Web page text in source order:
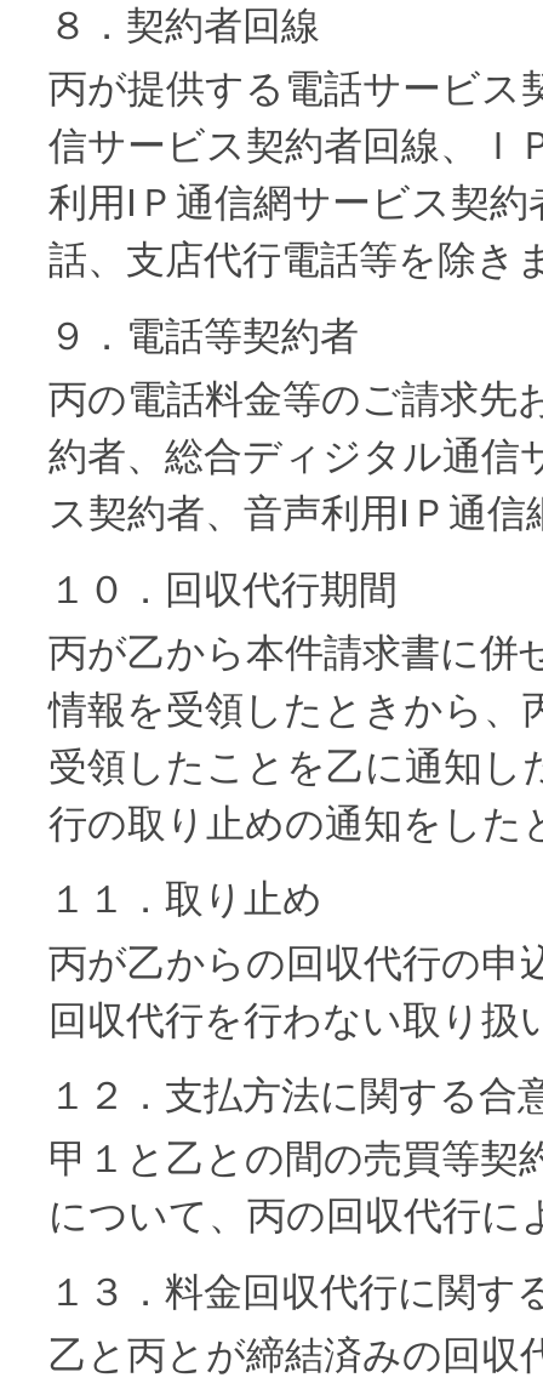
８．契約者回線
丙が提供する電話サービス
信サービス契約者回線、Ｉ
利用IＰ通信網サービス契
話、支店代行電話等を除き
９．電話等契約者
丙の電話料金等のご請求先
約者、総合ディジタル通信
ス契約者、音声利用IＰ通
１０．回収代行期間
丙が乙から本件請求書に併
情報を受領したときから、
受領したことを乙に通知し
行の取り止めの通知をした
１１．取り止め
丙が乙からの回収代行の申
回収代行を行わない取り
１２．支払方法に関する合
甲１と乙との間の売買等契
について、丙の回収代行
１３．料金回収代行に関す
乙と丙とが締結済みの回収